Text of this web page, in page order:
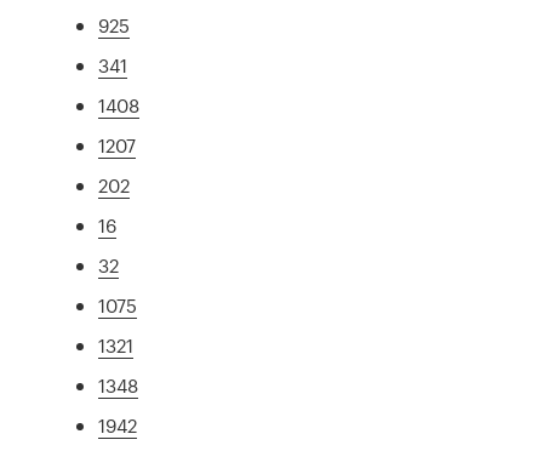
925
341
1408
1207
202
16
32
1075
1321
1348
1942